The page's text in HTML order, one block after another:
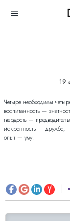
19
Четыре необходимы
воспитанность —
твердость —
искренность — дружбе,
опыт — уму.